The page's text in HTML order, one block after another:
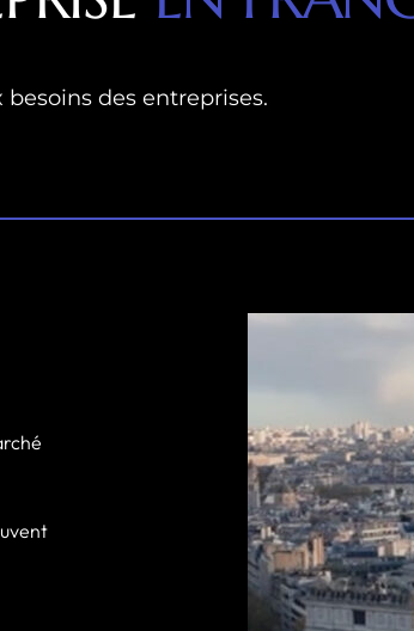
des entreprises.